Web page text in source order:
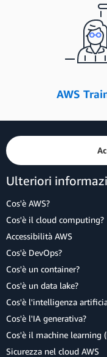
AWS
Ulteriori
Cos'è AWS?
Cos'è il cloud computing?
Accessibilità AWS
Cos'è DevOps?
Cos'è un container?
Cos'è un data lake?
Cos'è l'intelligenza
Cos'è l'IA generativa?
Cos'è il machine learning
Sicurezza nel cloud AWS